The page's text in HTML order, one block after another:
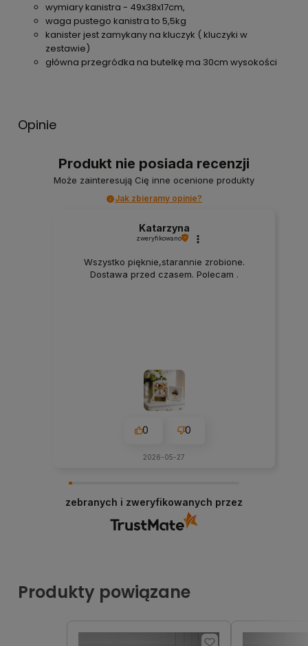
wymiary kanistra - 49x38x17cm,
waga pustego kanistra to 5,5kg
kanister jest zamykany na kluczyk ( kluczyki w
zestawie)
główna przegródka na butelkę ma 30cm wysokości
Opinie
Produkt nie posiada recenzji
Może zainteresują Cię inne ocenione produkty
Jak zbieramy opinie?
Katarzyna
zweryfikowano
Wszystko pięknie,starannie zrobione.
Dostawa przed czasem. Polecam .
0 0
2026-05-27
zebranych i zweryfikowanych przez
Produkty powiązane